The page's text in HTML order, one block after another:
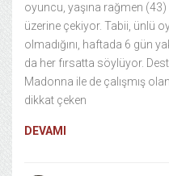
oyuncu, yaşına rağmen
üzerine çekiyor. Tabii, ünlü
olmadığını, haftada 6 gün
da her fırsatta söylüyor.
Madonna ile de çalışmış
dikkat çeken
DEVAMI